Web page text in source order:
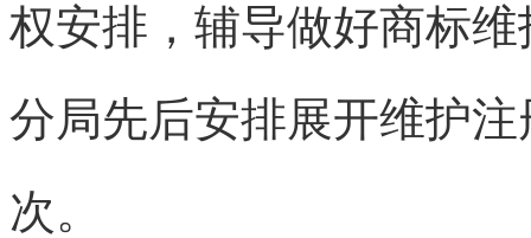
权安排，辅导做好商标维
分局先后安排展开维护注
次。